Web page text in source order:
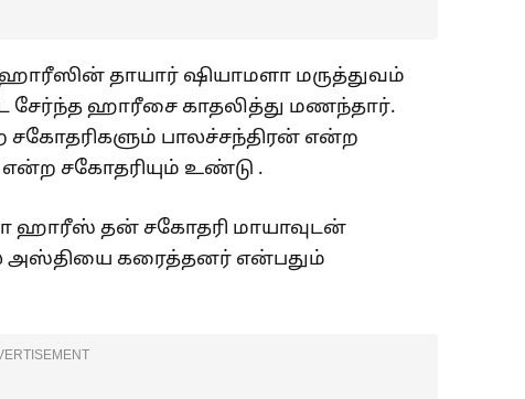
தாயார் ஷியாமளா மருத்துவம்
சேர்ந்த ஹாரீசை காதலித்து மணந்தார்.
சகோதரிகளும் பாலச்சந்திரன் என்ற
சகோதரியும் உண்டு .
ஹாரீஸ் தன் சகோதரி மாயாவுடன்
அஸ்தியை கரைத்தனர் என்பதும்